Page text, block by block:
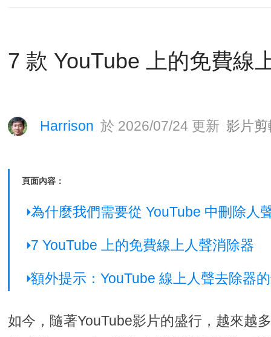
7 款 YouTube 上的免費線
Harrison 於 2026/07/24 更新 影片
頁面內容：
為什麼我們需要從 YouTube 中刪除人
7 YouTube 上的免費線上人聲消除器
額外提示：YouTube 線上人聲去除器
如今，隨著YouTube影片的盛行，越來越